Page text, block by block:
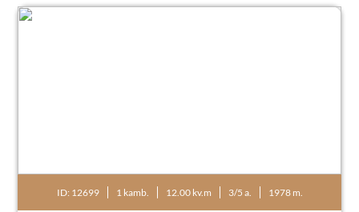
ID: 12699 1 kamb. 12.00 kv.m 3/5 a. 1978 m.